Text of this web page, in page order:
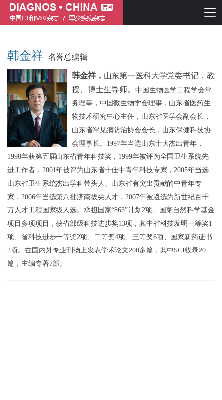
简体中文 English
韩金祥 名誉总编辑
韩金祥， 山东第一医科大学党委书记 ， 教
授、博士生导师。 中国生物医学工程学会常
务理事， 中国微生物学会理事，山东省医药生
物技术研究中心主任 ， 山东省 医学会副会长，
山东省罕见病防治协会会长， 山东保健科技协
会理事长。 1997年当选山东十大杰出青年，
1998年获第五届山东省青年科技奖，1999年被评为全国卫生系统先
进工作者，2001年被评为山东省十佳中青年科技专家，2005年当选
山东省卫生系统杰出学科带头人、山东省有突出贡献的中青年专
家，2006年当选第八批济南拔尖人才，2007年被遴选为新世纪百千
万人才工程国家级人选。承担国家“863”计划2项、国家自然科学基金
项目多项项目，获省部级科技进步奖13项，其中省科技发明一等奖1
项、省科技进步一等奖2项、二等奖4项、三等奖6项、国家新药证书
2项。在国内外专业刊物上发表学术论文200多篇，其中SCI收录20
篇，主编专著7部。